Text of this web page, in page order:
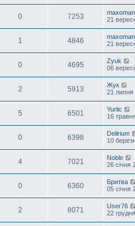
0 7253
maxoman
21
1 4846
maxoman
21
0 4695
Zyuk
06
2 5913
Жук
21 липня
5 6501
Yurlic
16
0 6398
Delirium
10
4 7021
Noble
26 січня
0 6360
Бритва
05 січня
2 8071
User76
22